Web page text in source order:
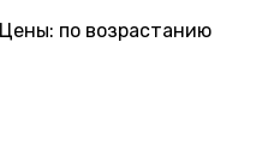
Цены: по возрастанию